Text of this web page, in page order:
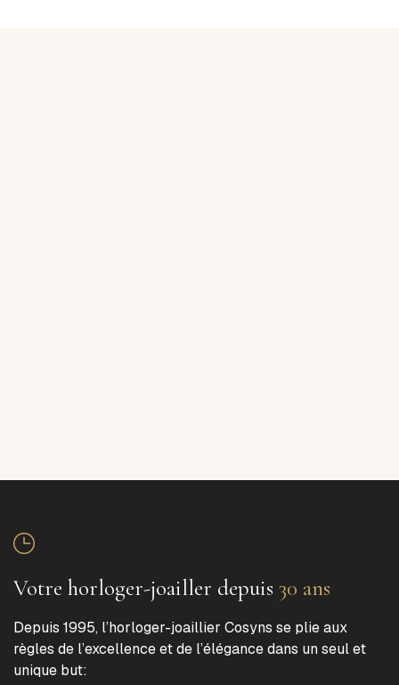
Votre horloger-joailler depuis 30 ans
Depuis 1995, l’horloger-joaillier Cosyns se plie aux
règles de l’excellence et de l’élégance dans un seul et
unique but: